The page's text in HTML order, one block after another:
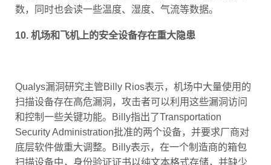
数，同时也会读一些温度、湿度、气流等数据。
10. 机场和飞机上的安全设备存在重大隐患
Qualys漏洞研究主管Billy Rios表示，机场中大量使用的
扫描设备存在高危漏洞，攻击者可以利用这些漏洞访问
和控制一些关键功能。Billy指出了Transportation
Security Administration批准的两个设备，并要求厂商对
底层软件做重大调整。Billy表示，在一个制造商的箱包
扫描设备中，身份验证证书以纯文本格式存储，并缺少